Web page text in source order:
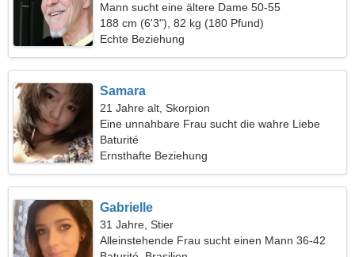
Mann sucht eine ältere Dame 50-55
188 cm (6'3"), 82 kg (180 Pfund)
Echte Beziehung
Samara
21 Jahre alt, Skorpion
Eine unnahbare Frau sucht die wahre Liebe
Baturité
Ernsthafte Beziehung
Gabrielle
31 Jahre, Stier
Alleinstehende Frau sucht einen Mann 36-42